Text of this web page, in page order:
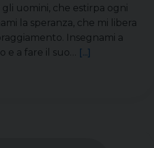
gli uomini, che estirpa ogni
la speranza, che mi libera
Insegnami a
e a fare il suo… [...]